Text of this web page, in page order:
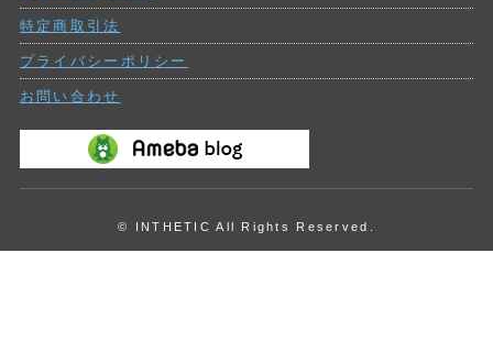
特定商取引法
プライバシーポリシー
お問い合わせ
© INTHETIC All Rights Reserved.